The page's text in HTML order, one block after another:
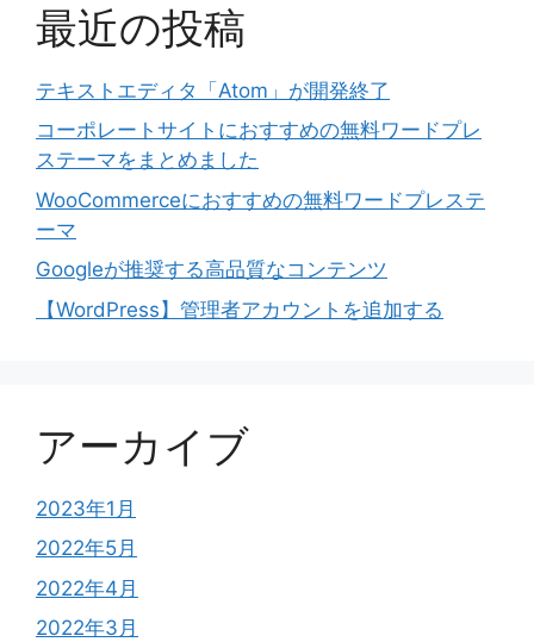
最近の投稿
テキストエディタ「Atom」が開発終了
コーポレートサイトにおすすめの無料ワードプレ
ステーマをまとめました
WooCommerceにおすすめの無料ワードプレステ
ーマ
Googleが推奨する高品質なコンテンツ
【WordPress】管理者アカウントを追加する
アーカイブ
2023年1月
2022年5月
2022年4月
2022年3月